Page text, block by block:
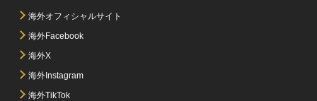
海外オフィシャルサイト
海外Facebook
海外X
海外Instagram
海外TikTok